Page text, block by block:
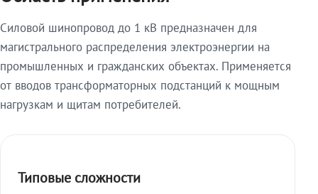
Силовой шинопровод до 1 кВ предназначен для
магистрального распределения электроэнергии на
промышленных и гражданских объектах. Применяется
от вводов трансформаторных подстанций к мощным
нагрузкам и щитам потребителей.
Типовые сложности